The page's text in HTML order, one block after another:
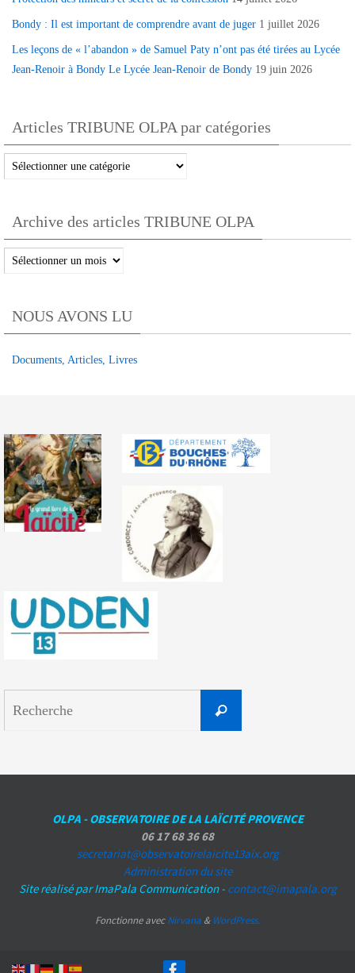
Bondy : Il est important de comprendre avant de juger 1 juillet 2026
Les leçons de « l’abandon » de Samuel Paty n’ont pas été tirées au Lycée
Jean-Renoir à Bondy Le Lycée Jean-Renoir de Bondy 19 juin 2026
Articles TRIBUNE OLPA par catégories
Articles
TRIBUNE
par
catégories
Archive des articles TRIBUNE OLPA
Archive
des
TRIBUNE
OLPA
NOUS AVONS LU
Documents, Articles, Livres
Recherche
OLPA - OBSERVATOIRE DE LA LAÏCITÉ PROVENCE
06 17 68 36 68
secretariat@observatoirelaicite13aix.org
Administration du site
Site réalisé par ImaPala Communication - contact@imapala.org
Fonctionne avecNirvana & WordPress.